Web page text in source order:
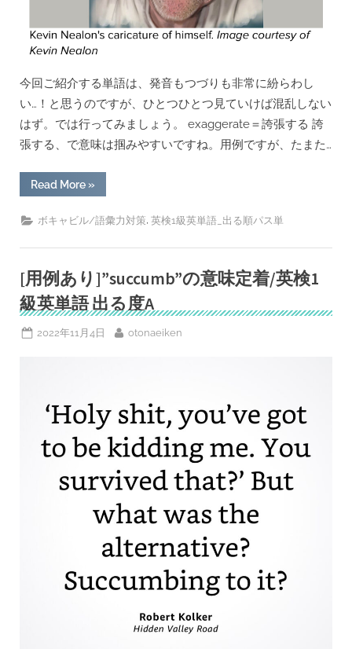
今回ご紹介する単語は、発音もつづりも非常に紛らわし
い…！と思うのですが、ひとつひとつ見ていけば混乱しない
はず。では行ってみましょう。 exaggerate＝誇張する 誇
張する、で意味は掴みやすいですね。用例ですが、たまた…
Read More“[用
例
り]
紛
わ
い
系”exaggerate
/
exacerbate”の
意
味
定
英
単
語”
»
ボキャビル/語彙力対策, 英検1級英単語_出る順パス単
[用例あり]”succumb”の意味定着/英検1
級英単語 出る度A
Posted
2022年11月4日 By
otonaeiken